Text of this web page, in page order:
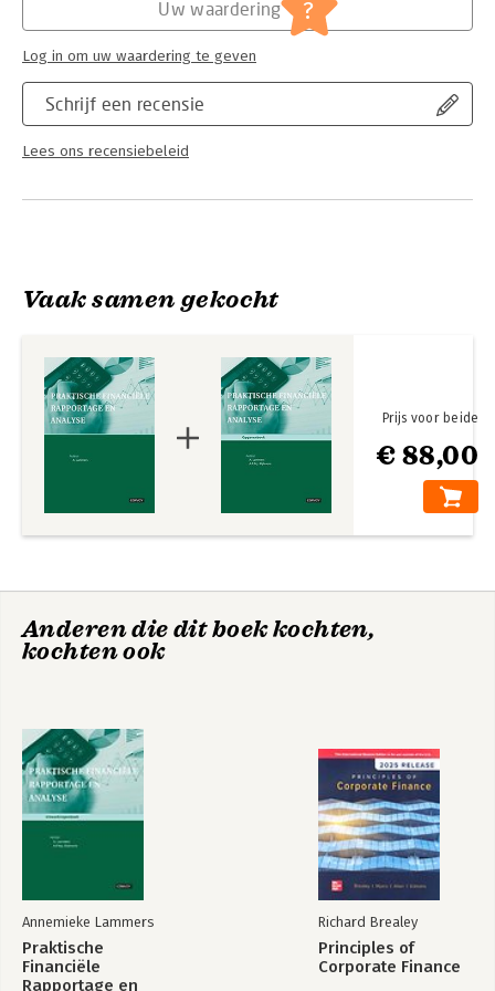
Schrijf een recensie
Lees ons recensiebeleid
Uw waardering ?
Log in om uw waardering te geven
Vaak samen gekocht
€ 88,00
Prijs voor beide
Anderen die dit boek kochten,
kochten ook
Annemieke Lammers
Praktische
Financiële
Rapportage en
Richard Brealey
Principles of
Corporate Finance